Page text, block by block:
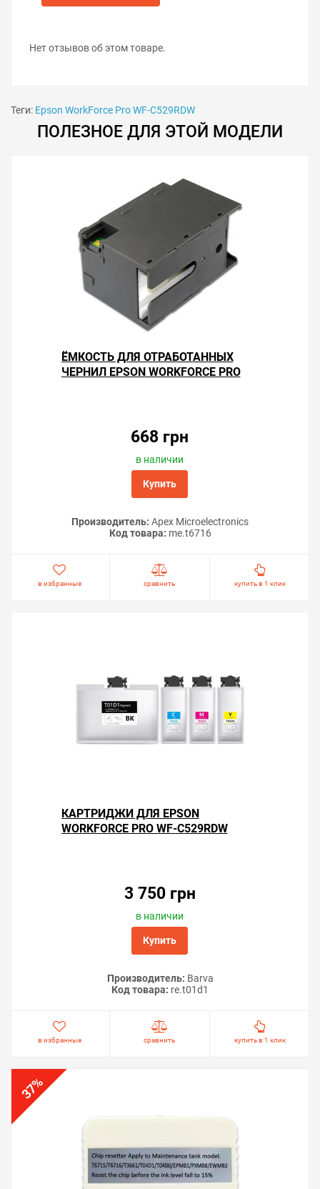
Извлеките элементы старого поглотителя
чернил в контейнер.
Включите принтер.
Используйте чернила проверенных
производителей, чтобы не приходилось
устранять засорение частыми прочистками.
Старайтесь печатать не реже одного раза в
неделю и чернила не будут засыхать в дюзах
головки принтера.
чернил. Чип приобретается как сопутствующий
товар.
Epson WorkForce Pro WF-C529RDW — оформите заказ
или напишите онлайн-консультанту. Мы ответим на
вопросы и поможем сделать печать на принтере
Нет отзывов об этом товаре.
Теги: Epson WorkForce Pro WF-C529RDW
ПОЛЕЗНОЕ ДЛЯ ЭТОЙ МОДЕЛИ
ЁМКОСТЬ ДЛЯ ОТРАБОТАННЫХ
ЧЕРНИЛ EPSON WORKFORCE PRO
668 грн
в наличии
Купить
Производитель: Apex Microelectronics
Код товара: me.t6716
в избранные сравнить купить в 1 клик
КАРТРИДЖИ ДЛЯ EPSON
WORKFORCE PRO WF-C529RDW
3 750 грн
в наличии
Купить
Производитель: Barva
Код товара: re.t01d1
в избранные сравнить купить в 1 клик
37
%